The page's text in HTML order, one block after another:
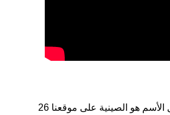
Hai هو اسم للبنين أصل الأسم هو الصينية على موقعنا 26